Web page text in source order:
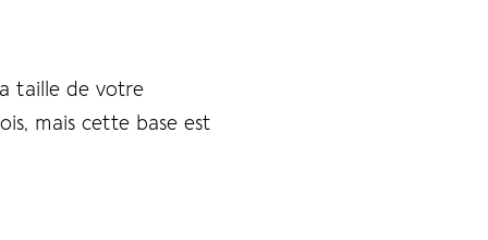
taille de votre
mais cette base est